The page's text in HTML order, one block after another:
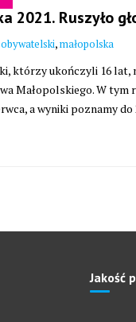
2021. Ruszyło
,małopolska
którzy ukończyli 16 lat,
Małopolskiego. W
a wyniki poznamy
Jakość